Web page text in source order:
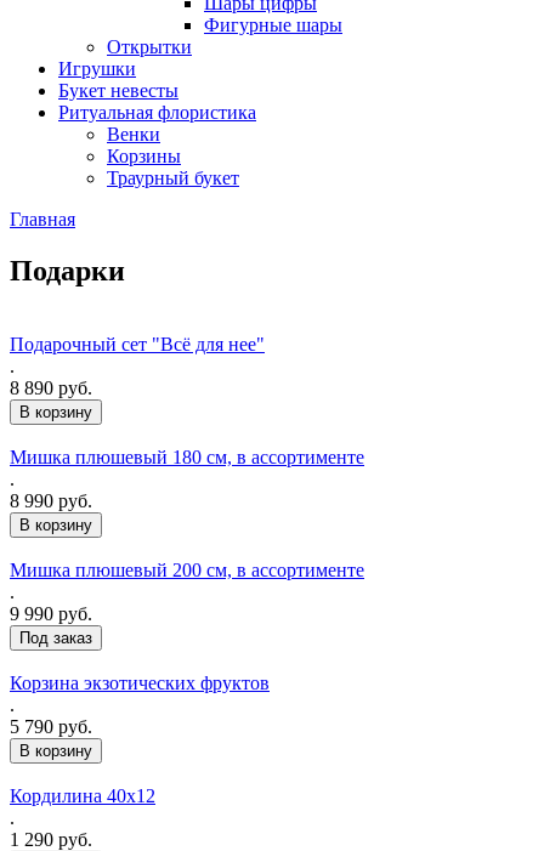
Фигурные шары
Открытки
Игрушки
Букет невесты
Ритуальная флористика
Венки
Корзины
Траурный букет
Главная
Подарки
Подарочный сет "Всё для нее"
.
8 890 руб.
Мишка плюшевый 180 см, в ассортименте
.
8 990 руб.
Мишка плюшевый 200 см, в ассортименте
.
9 990 руб.
Под заказ
Корзина экзотических фруктов
.
5 790 руб.
Кордилина 40х12
.
1 290 руб.